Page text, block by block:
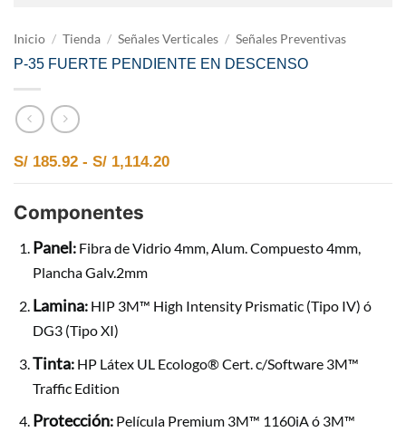
Inicio / Tienda / Señales Verticales / Señales Preventivas
P-35 FUERTE PENDIENTE EN DESCENSO
S/ 185.92 - S/ 1,114.20
Componentes
Panel:Fibra de Vidrio 4mm, Alum. Compuesto 4mm,
Plancha Galv.2mm
Lamina:HIP 3M™ High Intensity Prismatic (Tipo IV) ó
DG3 (Tipo XI)
Tinta:HP Látex UL Ecologo® Cert. c/Software 3M™
Traffic Edition
Protección:Película Premium 3M™ 1160iA ó 3M™